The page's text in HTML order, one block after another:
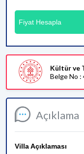
Açıklama
Villa Açıklaması
Fiyat Hesapla
Kültür ve
Belge No :